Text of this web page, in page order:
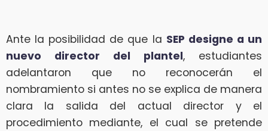
Ante la posibilidad de que la SEP designe a un
nuevo director del plantel, estudiantes
adelantaron que no reconocerán el
nombramiento si antes no se explica de manera
clara la salida del actual director y el
procedimiento mediante, el cual se pretende